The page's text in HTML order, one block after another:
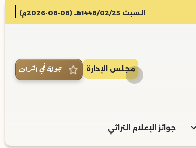
السبت 1448/02/25هـ (08-08-2026م)
مجلس الإدارة جولة في التراث
جوائز الإعلام التراثي